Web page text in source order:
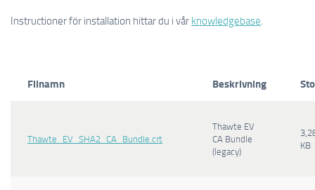
Instructioner för installation hittar du i vår knowledgebase.
Filnamn Beskrivning
Thawte_EV_SHA2_CA_Bundle.crt
Thawte EV
CA Bundle
(legacy)
KB